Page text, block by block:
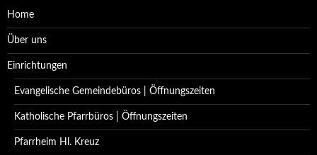
Home
Über uns
Einrichtungen
Evangelische Gemeindebüros | Öffnungszeiten
Katholische Pfarrbüros | Öffnungszeiten
Pfarrheim Hl. Kreuz